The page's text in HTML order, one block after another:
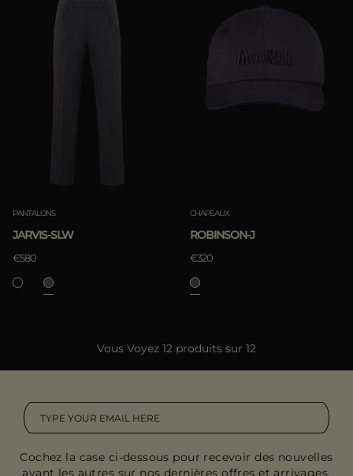
PANTALONS
JARVIS-SLW
€580
CHAPEAUX
ROBINSON-J
€320
Vous Voyez 12 produits sur 12
Cochez la case ci-dessous pour recevoir des nouvelles
avant les autres sur nos dernières offres et arrivages.